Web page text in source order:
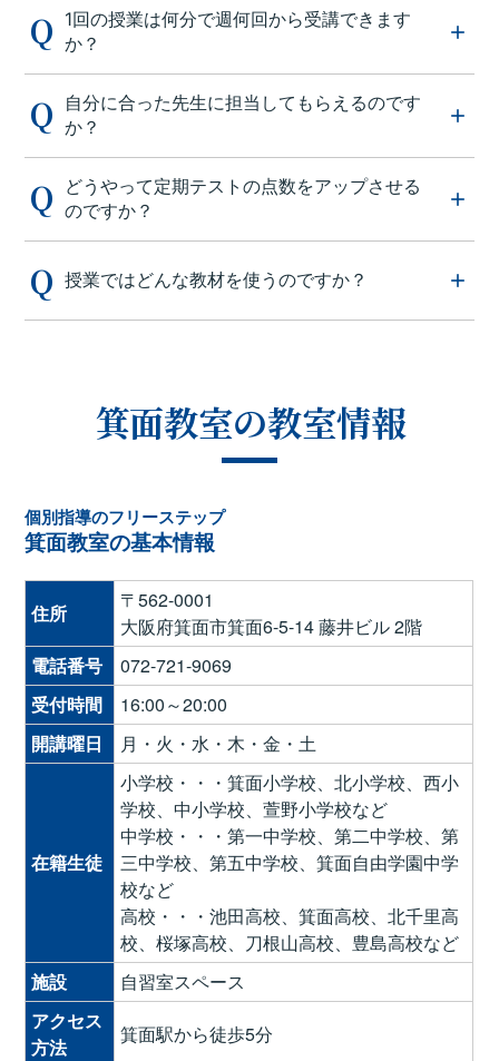
1回の授業は何分で週何回から受講できます
か？
自分に合った先生に担当してもらえるのです
か？
どうやって定期テストの点数をアップさせる
のですか？
授業ではどんな教材を使うのですか？
箕面教室の教室情報
個別指導のフリーステップ
箕面教室の基本情報
住所
〒562-0001
大阪府箕面市箕面6-5-14 藤井ビル 2階
電話番号
072-721-9069
受付時間
16:00～20:00
開講曜日
月・火・水・木・金・土
在籍生徒
小学校・・・箕面小学校、北小学校、西小
学校、中小学校、萱野小学校など
中学校・・・第一中学校、第二中学校、第
三中学校、第五中学校、箕面自由学園中学
校など
高校・・・池田高校、箕面高校、北千里高
校、桜塚高校、刀根山高校、豊島高校など
施設
自習室スペース
アクセス
方法
箕面駅から徒歩5分